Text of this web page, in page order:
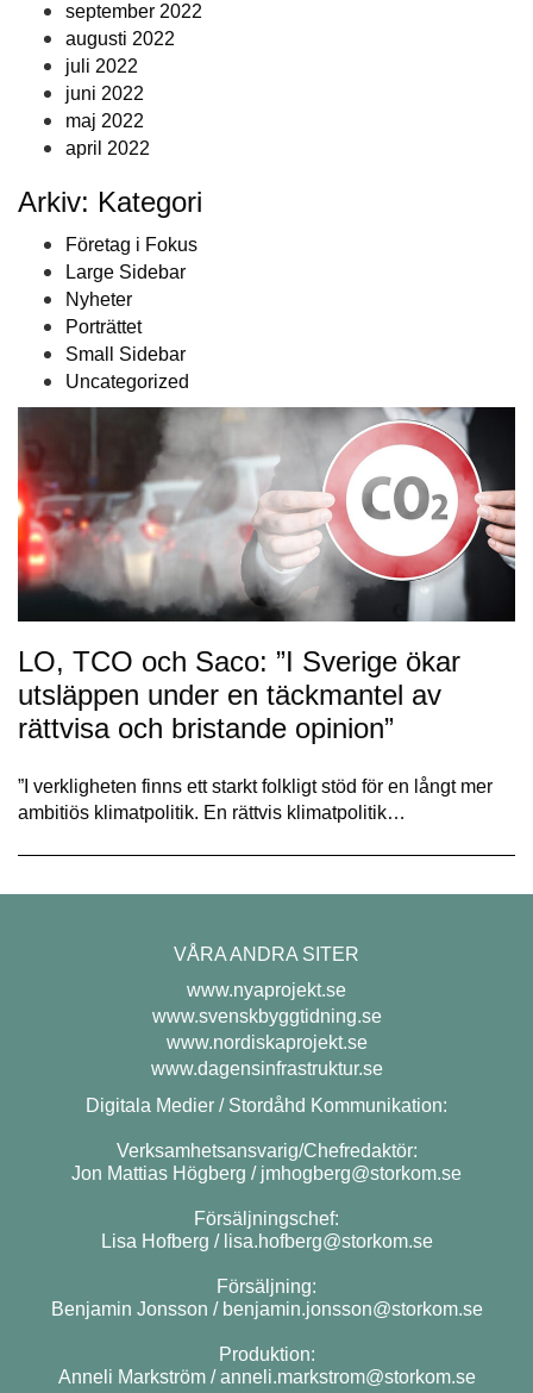
september 2022
augusti 2022
juli 2022
juni 2022
maj 2022
april 2022
Arkiv: Kategori
Företag i Fokus
Large Sidebar
Nyheter
Porträttet
Small Sidebar
Uncategorized
LO, TCO och Saco: ”I Sverige ökar
utsläppen under en täckmantel av
rättvisa och bristande opinion”
”I verkligheten finns ett starkt folkligt stöd för en långt mer
ambitiös klimatpolitik. En rättvis klimatpolitik…
VÅRA ANDRA SITER
www.nyaprojekt.se
www.svenskbyggtidning.se
www.nordiskaprojekt.se
www.dagensinfrastruktur.se
Digitala Medier / Stordåhd Kommunikation:
Verksamhetsansvarig/Chefredaktör:
Jon Mattias Högberg / jmhogberg@storkom.se
Försäljningschef:
Lisa Hofberg / lisa.hofberg@storkom.se
Försäljning:
Benjamin Jonsson / benjamin.jonsson@storkom.se
Produktion:
Anneli Markström /anneli.markstrom@storkom.se